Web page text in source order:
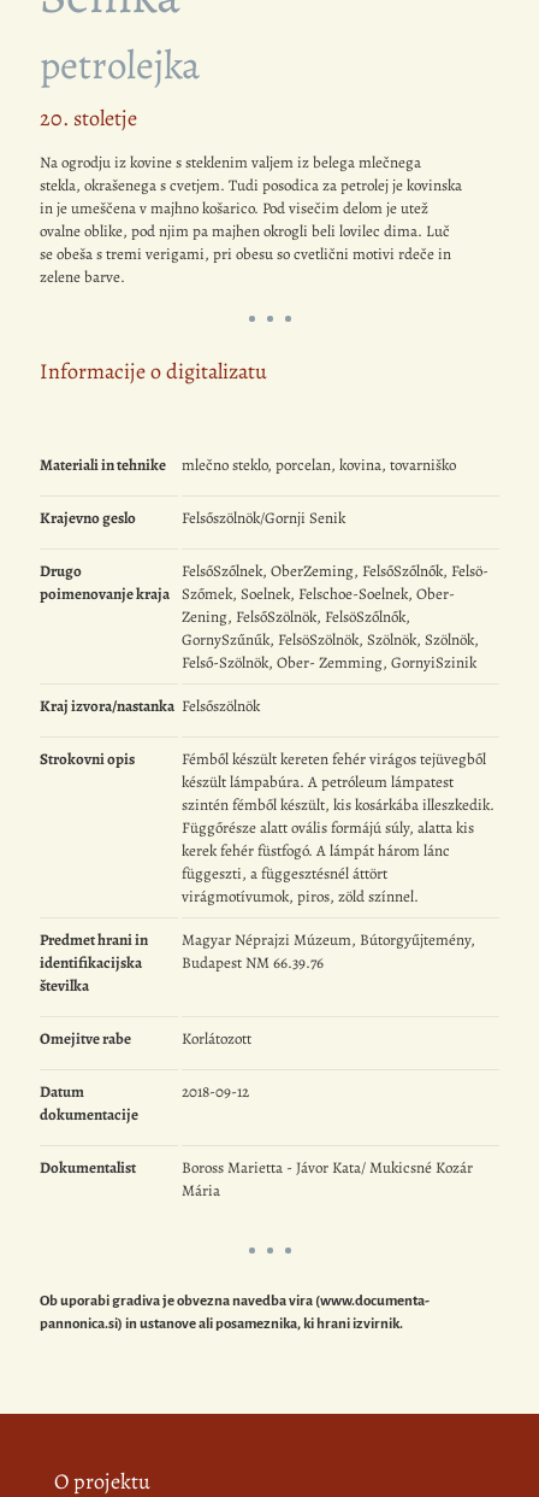
petrolejka
20. stoletje
Na ogrodju iz kovine s steklenim valjem iz belega mlečnega
stekla, okrašenega s cvetjem. Tudi posodica za petrolej je kovinska
in je umeščena v majhno košarico. Pod visečim delom je utež
ovalne oblike, pod njim pa majhen okrogli beli lovilec dima. Luč
se obeša s tremi verigami, pri obesu so cvetlični motivi rdeče in
zelene barve.
Informacije o digitalizatu
Materiali in tehnike mlečno steklo, porcelan, kovina, tovarniško
Krajevno geslo Felsőszölnök/Gornji Senik
Drugo
poimenovanje kraja
FelsőSzőlnek, OberZeming, FelsőSzőlnők, Felsö-
Szőmek, Soelnek, Felschoe-Soelnek, Ober-
Zening, FelsőSzölnök, FelsöSzőlnők,
GornySzűnűk, FelsöSzölnök, Szölnök, Szölnök,
Felső-Szölnök, Ober- Zemming, GornyiSzinik
Kraj izvora/nastanka Felsőszölnök
Strokovni opis
Fémből készült kereten fehér virágos tejüvegből
készült lámpabúra. A petróleum lámpatest
szintén fémből készült, kis kosárkába illeszkedik.
Függőrésze alatt ovális formájú súly, alatta kis
kerek fehér füstfogó. A lámpát három lánc
függeszti, a függesztésnél áttört
virágmotívumok, piros, zöld színnel.
Predmet hrani in
identifikacijska
številka
Magyar Néprajzi Múzeum, Bútorgyűjtemény,
Budapest NM 66.39.76
Omejitve rabe Korlátozott
Datum
dokumentacije
2018-09-12
Dokumentalist
Boross Marietta - Jávor Kata/ Mukicsné Kozár
Mária
Ob uporabi gradiva je obvezna navedba vira (www.documenta-
pannonica.si) in ustanove ali posameznika, ki hrani izvirnik.
O projektu